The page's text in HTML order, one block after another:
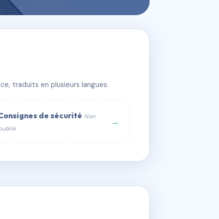
traduits en plusieurs langues.
de sécurité Non
→